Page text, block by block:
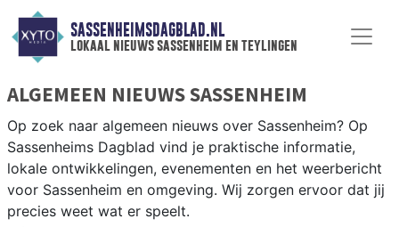
SASSENHEIMSDAGBLAD.NL
lokaal nieuws sassenheim en teylingen
ALGEMEEN NIEUWS SASSENHEIM
Op zoek naar algemeen nieuws over Sassenheim? Op
Sassenheims Dagblad vind je praktische informatie,
lokale ontwikkelingen, evenementen en het weerbericht
voor Sassenheim en omgeving. Wij zorgen ervoor dat jij
precies weet wat er speelt.